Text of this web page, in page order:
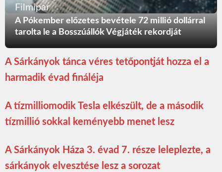
Filmipar
A Pókember előzetes bevétele 72 millió dollárral
tarolta le a Bosszúállók Végjáték rekordját
A Sárkányok tánca véres tetőpontját hozza el a
harmadik évad fináléja
A tízmilliomodik Tesla elkészült, de a második
tízmillió sokkal keményebb menet lesz
A Sárkányok Háza 3. évad 7. része leleplezte, a
sárkányok elvesztése lesz a sorozat